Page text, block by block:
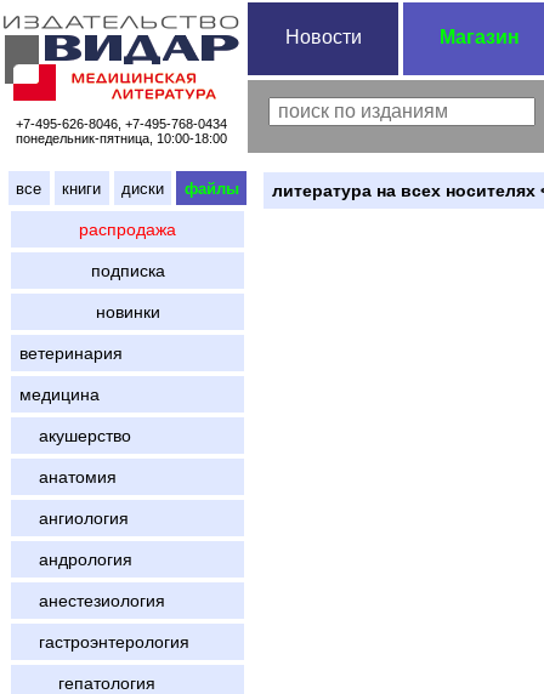
+7-495-626-8046, +7-495-768-0434
понедельник-пятница, 10:00-18:00
Новости Магазин
все книги диски файлы
распродажа
подписка
новинки
ветеринария
медицина
акушерство
анатомия
ангиология
андрология
анестезиология
гастроэнтерология
гепатология
литература на всех носителях